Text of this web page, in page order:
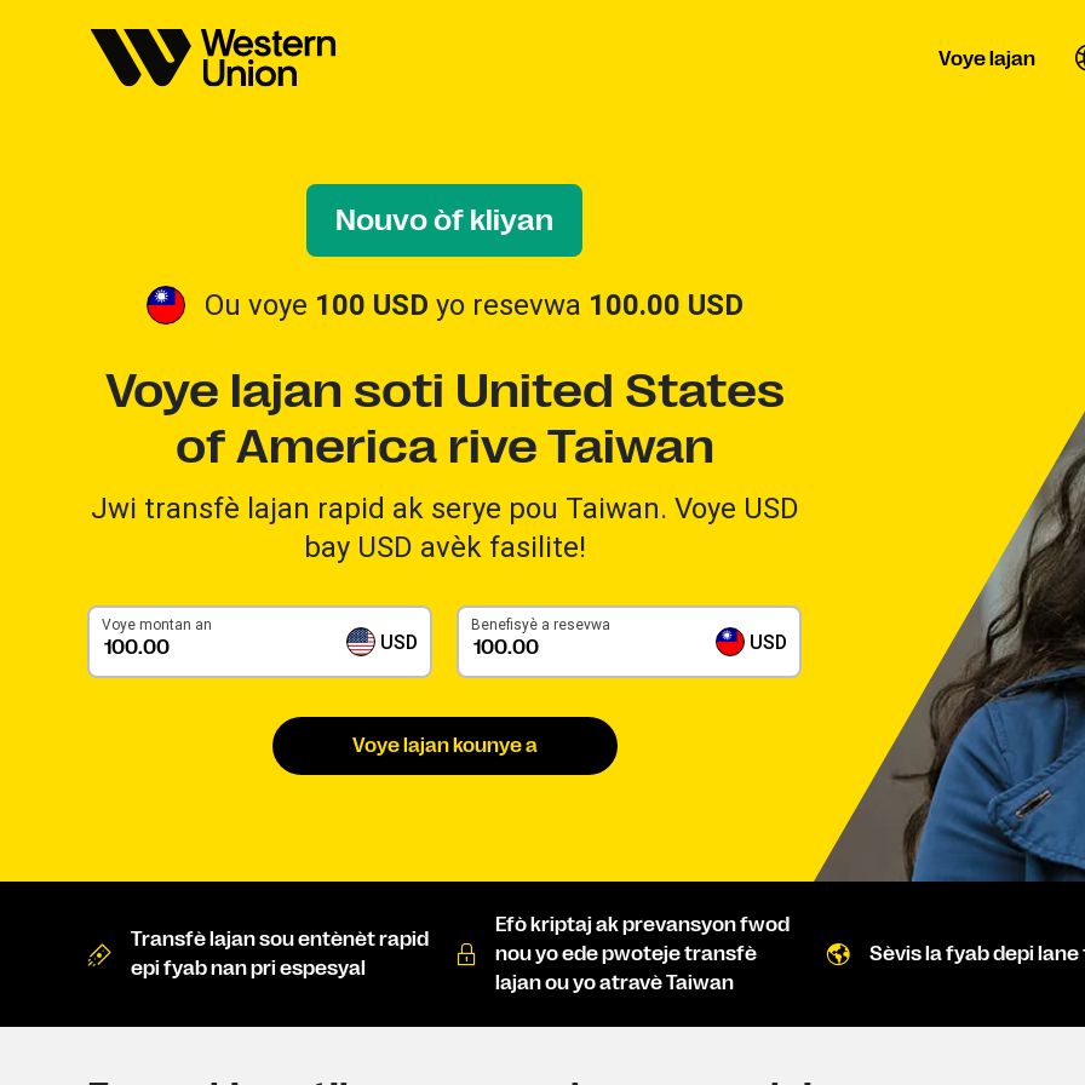
Voye lajan
Nouvo òf kliyan
Ou voye 100 USD yo resevwa 100.00 USD
Voye lajan soti United States
of America rive Taiwan
Jwi transfè lajan rapid ak serye pou Taiwan. Voye USD
bay USD avèk fasilite!
Voye montan an
USD
Benefisyè a resevwa
USD
Voye lajan kounye a
Transfè lajan sou entènèt rapid
epi fyab nan pri espesyal
Efò kriptaj ak prevansyon fwod
nou yo ede pwoteje transfè
lajan ou yo atravè Taiwan
Sèvis la fyab depi lane